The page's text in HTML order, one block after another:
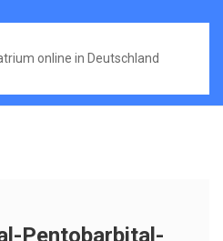
online in Deutschland
Pentobarbital-